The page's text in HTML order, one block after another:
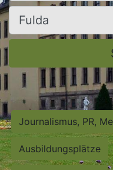
Ort, Stadt
Journalismus, PR,
Ausbildungsplätze